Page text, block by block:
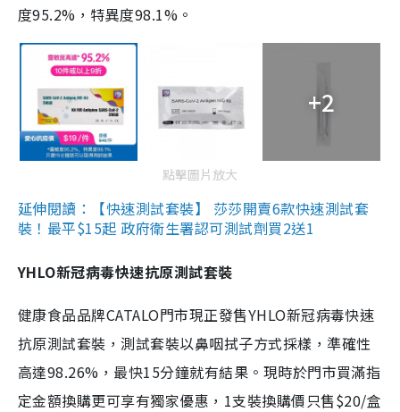
度95.2%，特異度98.1%。
+2
點擊圖片放大
延伸閱讀：【快速測試套裝】 莎莎開賣6款快速測試套
裝！最平$15起 政府衛生署認可測試劑買2送1
YHLO新冠病毒快速抗原測試套裝
健康食品品牌CATALO門市現正發售YHLO新冠病毒快速
抗原測試套裝，測試套裝以鼻咽拭子方式採樣，準確性
高達98.26%，最快15分鐘就有結果。現時於門市買滿指
定金額換購更可享有獨家優惠，1支裝換購價只售$20/盒